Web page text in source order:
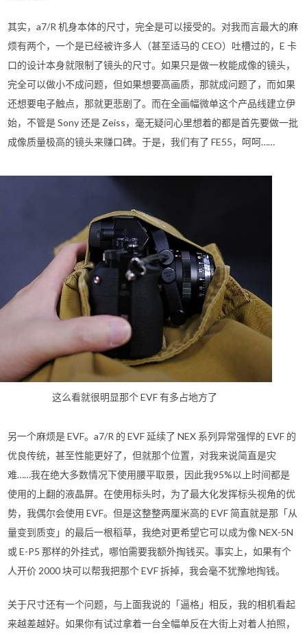
其实，a7/R 机身本体的尺寸，完全是可以接受的。对我而言最大的麻
烦有两个，一个是已经被许多人（甚至适马的 CEO）吐槽过的，E 卡
口的设计本身就限制了镜头的尺寸。如果只是做一枚能成像的镜头，
完全可以做小不成问题，但如果想要高画质，那就成问题了，而如果
还想要电子触点，那就更悲剧了。而在全画幅微单这个产品线建立伊
始，不管是 Sony 还是 Zeiss，毫无疑问心里想着的都是首先要做一批
成像质量极高的镜头来赚口碑。于是，我们有了 FE55，呵呵……
这么看就很明显那个 EVF 有多占地方了
另一个麻烦是 EVF。a7/R 的 EVF 延续了 NEX 系列异常强悍的 EVF 的
优良传统，甚至性能更好了，但就那个位置，对我来说简直是灾
难……我在绝大多数情况下使用腰平取景，因此我95%以上时间都是
使用的上翻的液晶屏。在使用标头时，为了最大化发挥标头视角的优
势，我偶尔会使用 EVF。但是这整整两厘米高的 EVF 简直就是那「从
量变到质变」的最后一根稻草，我绝对更希望它可以成为像 NEX-5N
或 E-P5 那样的外挂式，哪怕需要我额外掏钱买。事实上，如果有个
人开价 2000 块可以帮我把那个 EVF 拆掉，我会毫不犹豫地掏钱。
关于尺寸还有一个问题，与上面我说的「逼格」相反，我的相机看起
来越差越好。如果你有试过拿着一台全幅单反在大街上对着人拍照，